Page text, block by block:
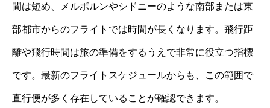
間は短め、メルボルンやシドニーのような南部または東
部都市からのフライトでは時間が長くなります。飛行距
離や飛行時間は旅の準備をするうえで非常に役立つ指標
です。最新のフライトスケジュールからも、この範囲で
直行便が多く存在していることが確認できます。